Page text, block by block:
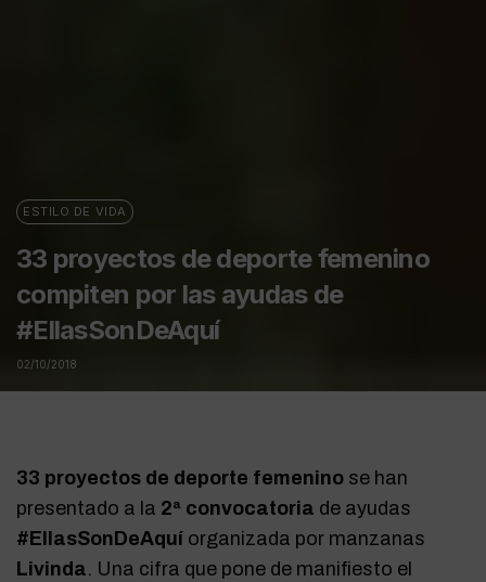
ESTILO DE VIDA
33 proyectos de deporte femenino
compiten por las ayudas de
#EllasSonDeAquí
02/10/2018
33 proyectos de deporte femenino se han
presentado a la 2ª convocatoria de ayudas
#EllasSonDeAquí organizada por manzanas
Livinda. Una cifra que pone de manifiesto el